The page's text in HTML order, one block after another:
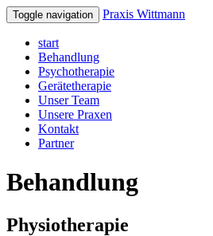
Toggle navigation Praxis Wittmann
start
Behandlung
Psychotherapie
Gerätetherapie
Unser Team
Unsere Praxen
Kontakt
Partner
Behandlung
Physiotherapie